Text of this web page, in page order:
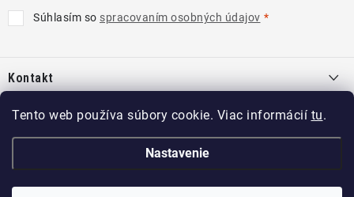
Tento web používa súbory cookie. Viac informácií tu.
Nastavenie
Súhlasím so spracovaním osobných údajov
pKontakt
info @ kcshop.sk
+421 918 725 111
Kategórie
O nás